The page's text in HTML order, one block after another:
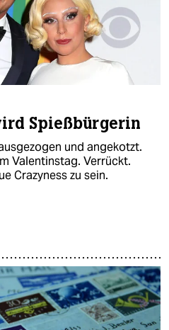
Spießbürgerin
und angekotzt.
Valentinstag. Verrückt.
Crazyness zu sein.